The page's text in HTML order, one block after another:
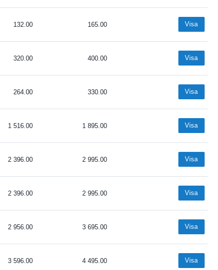
132.00 165.00 Visa
320.00 400.00 Visa
264.00 330.00 Visa
1 516.00 1 895.00 Visa
2 396.00 2 995.00 Visa
2 396.00 2 995.00 Visa
2 956.00 3 695.00 Visa
3 596.00 4 495.00 Visa